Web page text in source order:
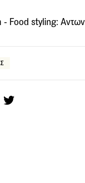
Food styling: